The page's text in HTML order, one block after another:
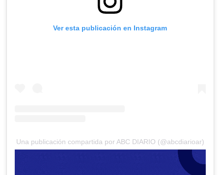
Ver esta publicación en Instagram
Una publicación compartida por ABC DIARIO (@abcdiarioar)